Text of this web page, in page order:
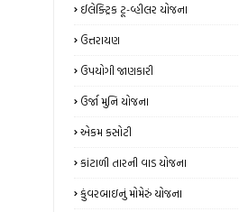
ઈલેક્ટ્રિક ટૂ-વ્હીલર યોજના
ઉત્તરાયણ
ઉપયોગી જાણકારી
ઉર્જા મુનિ યોજના
એકમ કસોટી
કાંટાળી તારની વાડ યોજના
કુંવરબાઇનું મોમેરું યોજના